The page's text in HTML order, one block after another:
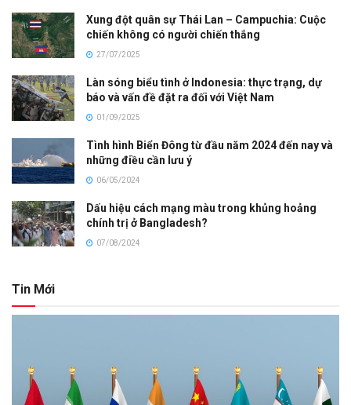
Xung đột quân sự Thái Lan – Campuchia: Cuộc
chiến không có người chiến thắng
27/07/2025
Làn sóng biểu tình ở Indonesia: thực trạng, dự
báo và vấn đề đặt ra đối với Việt Nam
01/09/2025
Tình hình Biển Đông từ đầu năm 2024 đến nay và
những điều cần lưu ý
06/05/2024
Dấu hiệu cách mạng màu trong khủng hoảng
chính trị ở Bangladesh?
07/08/2024
Tin Mới